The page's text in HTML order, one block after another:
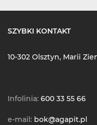
SZYBKI KONTAKT
10-302 Olsztyn, Marii
Infolinia: 600 33 55 66
e-mail: bok@agapit.pl